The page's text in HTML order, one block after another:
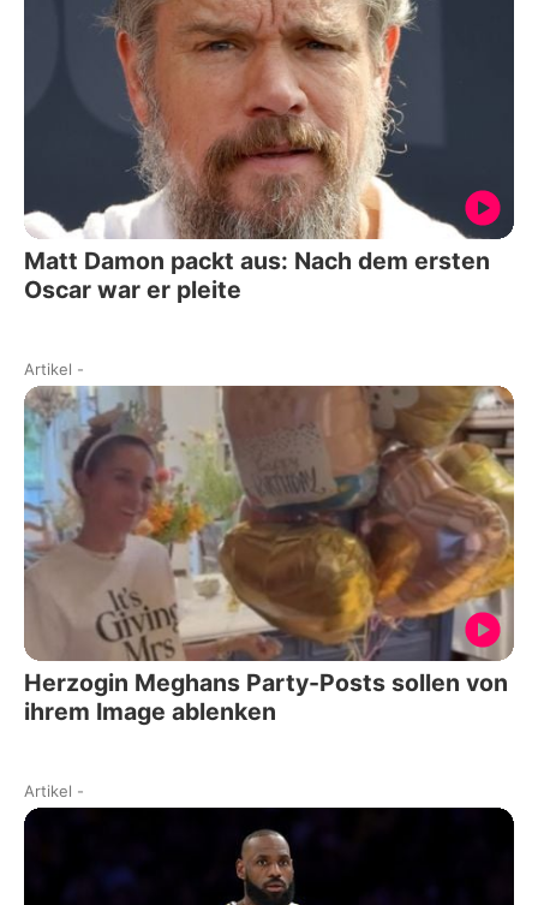
Matt Damon packt aus: Nach dem ersten
Oscar war er pleite
Artikel -
Herzogin Meghans Party-Posts sollen von
ihrem Image ablenken
Artikel -